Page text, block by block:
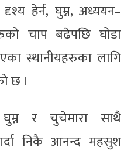
हेर्न, घुम्न, अध्ययन–
चाप बढेपछि घोडा
स्थानीयहरुका लागि
छ ।
घुम्न र चुचेमारा साथै
निकै आनन्द महसुश